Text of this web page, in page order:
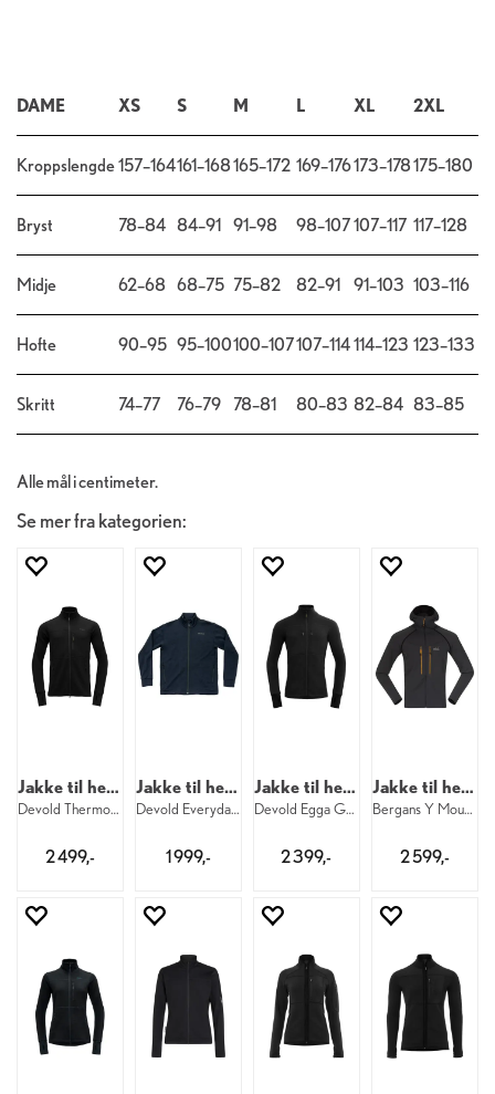
DAME XS S M L XL 2XL
Kroppslengde157–164161–168165–172 169–176173–178175–180
Bryst 78–84 84–91 91–98 98–107107–117 117–128
Midje 62–68 68–75 75–82 82–91 91–103 103–116
Hofte 90–95 95–100100–107107–114114–123 123–133
Skritt 74–77 76–79 78–81 80–83 82–84 83–85
Alle mål i centimeter.
Se mer fra kategorien:
Jakke til herre
Devold Thermo Wool Jacket M 960
2 499,-
Jakke til herre
Devold Everyday Jacket M 284
1 999,-
Jakke til herre
Devold Egga Grid Merino Jacket M 960
2 399,-
Jakke til herre
Bergans Y MountainLine Mid Jkt M 2461
2 599,-